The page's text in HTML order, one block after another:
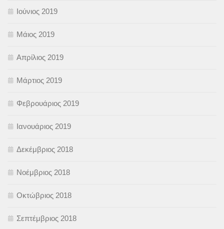
Ιούνιος 2019
Μάιος 2019
Απρίλιος 2019
Μάρτιος 2019
Φεβρουάριος 2019
Ιανουάριος 2019
Δεκέμβριος 2018
Νοέμβριος 2018
Οκτώβριος 2018
Σεπτέμβριος 2018